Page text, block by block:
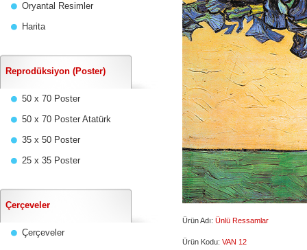
Oryantal Resimler
Harita
Reprodüksiyon (Poster)
50 x 70 Poster
50 x 70 Poster Atatürk
35 x 50 Poster
25 x 35 Poster
Çerçeveler
Çerçeveler
Ürün Adı: Ünlü Ressamlar
Ürün Kodu: VAN 12